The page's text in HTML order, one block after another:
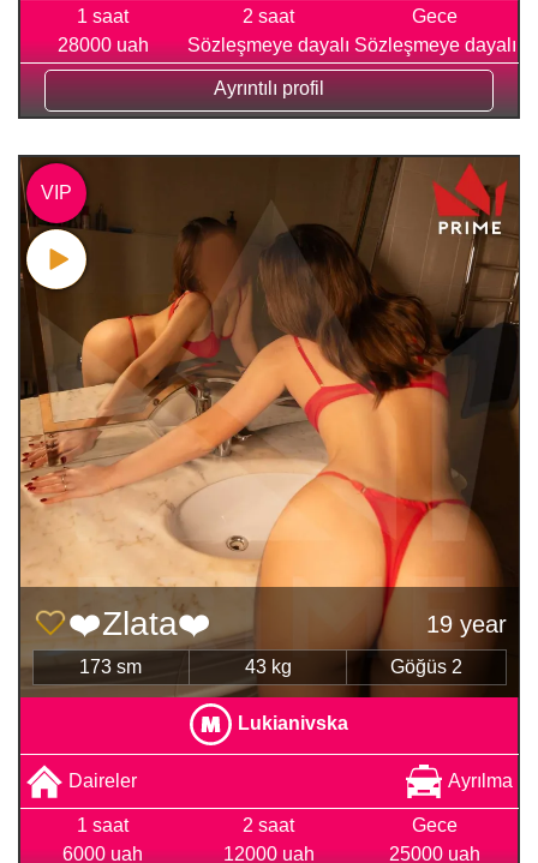
1 saat
28000 uah
2 saat
Sözleşmeye dayalı
Gece
Sözleşmeye dayalı
Ayrıntılı profil
❤️Zlata❤️ 19 year
173 sm 43 kg Göğüs 2
Lukianivska
Daireler Ayrılma
1 saat
6000 uah
2 saat
12000 uah
Gece
25000 uah
VIP